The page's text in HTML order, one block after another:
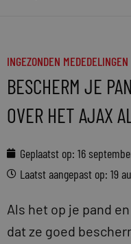
INGEZONDEN MEDEDELINGEN
BESCHERM JE
OVER HET AJAX
Geplaatst op: 16
Laatst aangepast op: 19
Als het op je pand
dat ze goed